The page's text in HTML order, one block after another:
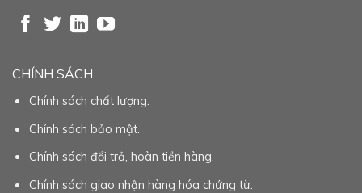
CHÍNH SÁCH
Chính sách chất lượng.
Chính sách bảo mật.
Chính sách đổi trả, hoàn tiền hàng.
Chính sách giao nhận hàng hóa chứng từ.